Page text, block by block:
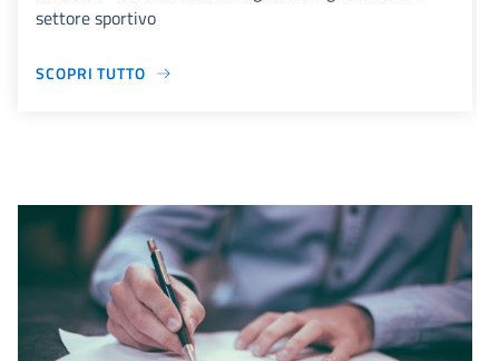
settore sportivo
SCOPRI TUTTO